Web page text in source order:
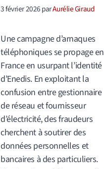
3 février 2026parAurélie Giraud
Une campagne d’arnaques
téléphoniques se propage en
France en usurpant l’identité
d’Enedis. En exploitant la
confusion entre gestionnaire
de réseau et fournisseur
d’électricité, des fraudeurs
cherchent à soutirer des
données personnelles et
bancaires à des particuliers.